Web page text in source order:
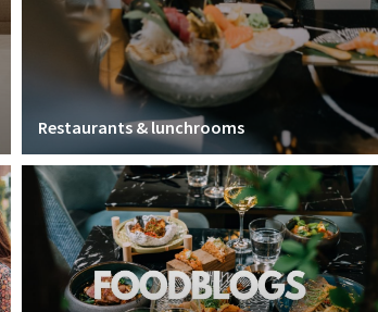
Restaurants & lunchrooms